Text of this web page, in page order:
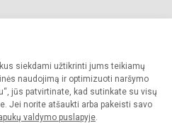
siekdami užtikrinti jums teikiamų
naudojimą ir optimizuoti naršymo
jūs patvirtinate, kad sutinkate su visų
Jei norite atšaukti arba pakeisti savo
valdymo puslapyje.
Visos teisės saugomos.
sutikimo griežtai draudžiama.